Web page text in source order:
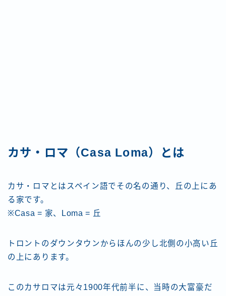
カサ・ロマ（Casa Loma）とは
カサ・ロマとはスペイン語でその名の通り、丘の上にあ
る家です。
※Casa = 家、Loma = 丘
トロントのダウンタウンからほんの少し北側の小高い丘
の上にあります。
このカサロマは元々1900年代前半に、当時の大富豪だ